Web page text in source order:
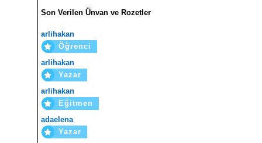
Son Verilen Ünvan ve Rozetler
arlihakan
Öğrenci
arlihakan
Yazar
arlihakan
Eğitmen
adaelena
Yazar